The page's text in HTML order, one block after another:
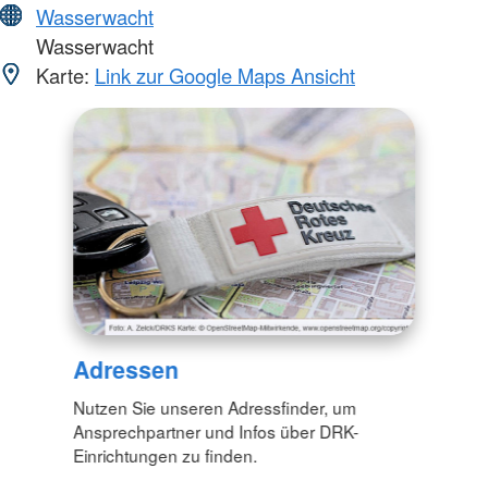
Wasserwacht
Wasserwacht
Karte: Link zur Google Maps Ansicht
Adressen
Nutzen Sie unseren Adressfinder, um
Ansprechpartner und Infos über DRK-
Einrichtungen zu finden.